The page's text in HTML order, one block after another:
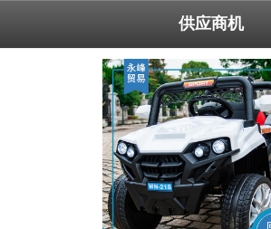
供应商机